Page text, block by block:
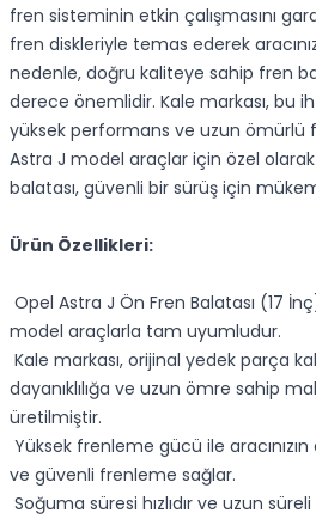
fren sisteminin etkin çalışmasını
fren diskleriyle temas ederek
nedenle, doğru kaliteye sahip fren
derece önemlidir. Kale markası, bu
yüksek performans ve uzun ömürlü
Astra J model araçlar için özel
balatası, güvenli bir sürüş için
Ürün Özellikleri:
Opel Astra J Ön Fren Balatası (17
model araçlarla tam uyumludur.
Kale markası, orijinal yedek parça
dayanıklılığa ve uzun ömre sahip
üretilmiştir.
Yüksek frenleme gücü ile
ve güvenli frenleme sağlar.
Soğuma süresi hızlıdır ve uzun